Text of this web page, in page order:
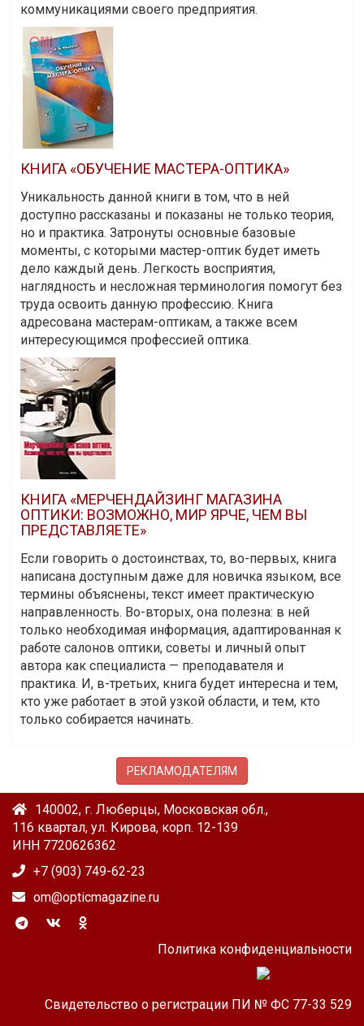
коммуникациями своего предприятия.
КНИГА «ОБУЧЕНИЕ МАСТЕРА-ОПТИКА»
Уникальность данной книги в том, что в ней
доступно рассказаны и показаны не только теория,
но и практика. Затронуты основные базовые
моменты, с которыми мастер-оптик будет иметь
дело каждый день. Легкость восприятия,
наглядность и несложная терминология помогут без
труда освоить данную профессию. Книга
адресована мастерам-оптикам, а также всем
интересующимся профессией оптика.
КНИГА «МЕРЧЕНДАЙЗИНГ МАГАЗИНА
ОПТИКИ: ВОЗМОЖНО, МИР ЯРЧЕ, ЧЕМ ВЫ
ПРЕДСТАВЛЯЕТЕ»
Если говорить о достоинствах, то, во-первых, книга
написана доступным даже для новичка языком, все
термины объяснены, текст имеет практическую
направленность. Во-вторых, она полезна: в ней
только необходимая информация, адаптированная к
работе салонов оптики, советы и личный опыт
автора как специалиста — преподавателя и
практика. И, в-третьих, книга будет интересна и тем,
кто уже работает в этой узкой области, и тем, кто
только собирается начинать.
РЕКЛАМОДАТЕЛЯМ
140002, г. Люберцы, Московская обл.,
116 квартал, ул. Кирова, корп. 12-139
ИНН 7720626362
+7 (903) 749-62-23
om@opticmagazine.ru
Политика конфиденциальности
Свидетельство о регистрации ПИ № ФС 77-33 529